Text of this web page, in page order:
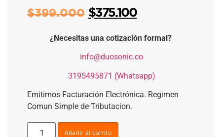
$399.000 $375.100
¿Necesitas una cotización formal?
info@duosonic.co
3195495871 (Whatsapp)
Emitimos Facturación Electrónica. Regimen
Comun Simple de Tributacion.
Añadir al carrito